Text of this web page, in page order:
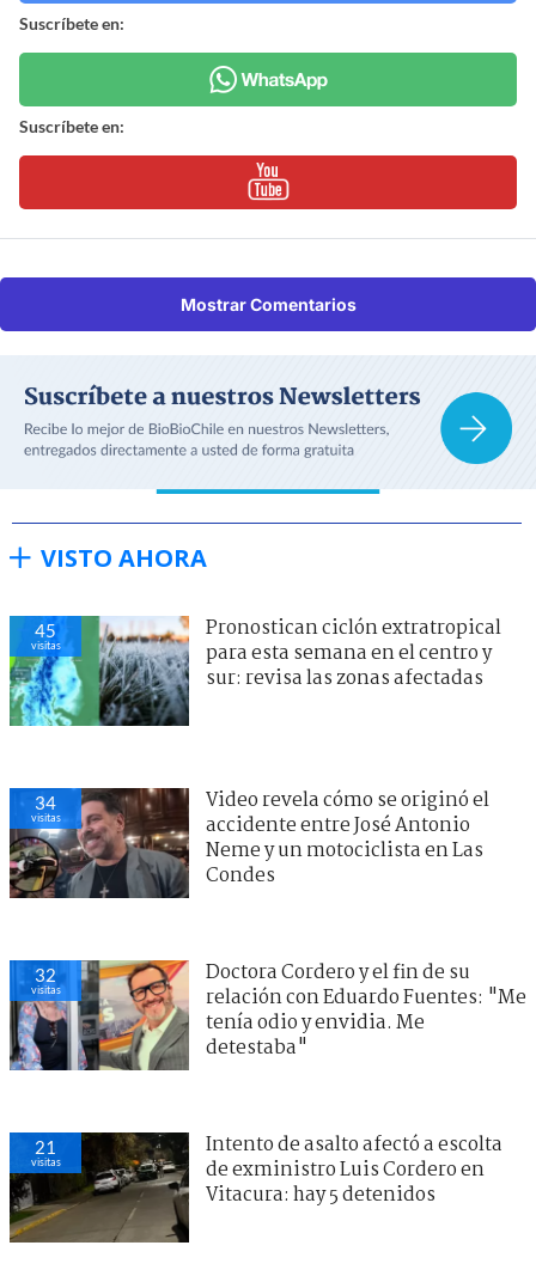
Suscríbete en:
Suscríbete en:
Mostrar Comentarios
VISTO AHORA
45
visitas
Pronostican ciclón extratropical
para esta semana en el centro y
sur: revisa las zonas afectadas
34
visitas
Video revela cómo se originó el
accidente entre José Antonio
Neme y un motociclista en Las
Condes
32
visitas
Doctora Cordero y el fin de su
relación con Eduardo Fuentes: "Me
tenía odio y envidia. Me
detestaba"
21
visitas
Intento de asalto afectó a escolta
de exministro Luis Cordero en
Vitacura: hay 5 detenidos